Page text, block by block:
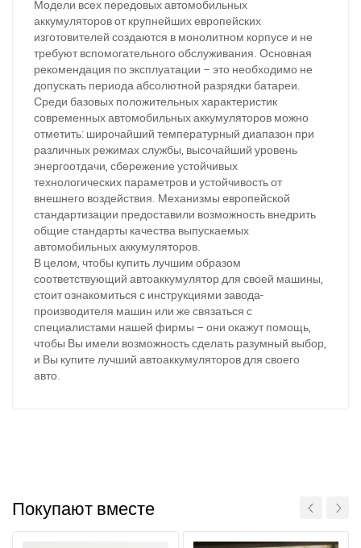
Модели всех передовых автомобильных
аккумуляторов от крупнейших европейских
изготовителей создаются в монолитном корпусе и не
требуют вспомогательного обслуживания. Основная
рекомендация по эксплуатации – это необходимо не
допускать периода абсолютной разрядки батареи.
Среди базовых положительных характеристик
современных автомобильных аккумуляторов можно
отметить: широчайший температурный диапазон при
различных режимах службы, высочайший уровень
энергоотдачи, сбережение устойчивых
технологических параметров и устойчивость от
внешнего воздействия. Механизмы европейской
стандартизации предоставили возможность внедрить
общие стандарты качества выпускаемых
автомобильных аккумуляторов.
В целом, чтобы купить лучшим образом
соответствующий автоаккумулятор для своей машины,
стоит ознакомиться с инструкциями завода-
производителя машин или же связаться с
специалистами нашей фирмы – они окажут помощь,
чтобы Вы имели возможность сделать разумный выбор,
и Вы купите лучший автоаккумуляторов для своего
авто.
Покупают вместе